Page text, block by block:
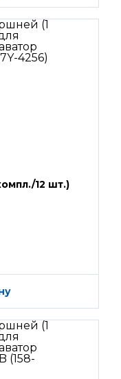
12 шт.)